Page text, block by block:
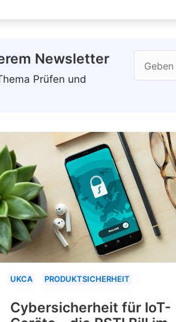
Newsletter
Prüfen und
UKCA PRODUKTSICHERHEIT
Cybersicherheit für IoT-